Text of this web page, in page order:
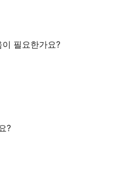
필요한가요?
?